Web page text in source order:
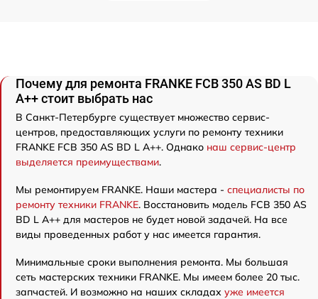
Почему для ремонта FRANKE FCB 350 AS BD L
A++ стоит выбрать нас
В Санкт-Петербурге существует множество сервис-
центров, предоставляющих услуги по ремонту техники
FRANKE FCB 350 AS BD L A++. Однако наш сервис-центр
выделяется преимуществами.
Мы ремонтируем FRANKE. Наши мастера - специалисты по
ремонту техники FRANKE. Восстановить модель FCB 350 AS
BD L A++ для мастеров не будет новой задачей. На все
виды проведенных работ у нас имеется гарантия.
Минимальные сроки выполнения ремонта. Мы большая
сеть мастерских техники FRANKE. Мы имеем более 20 тыс.
запчастей. И возможно на наших складах уже имеется